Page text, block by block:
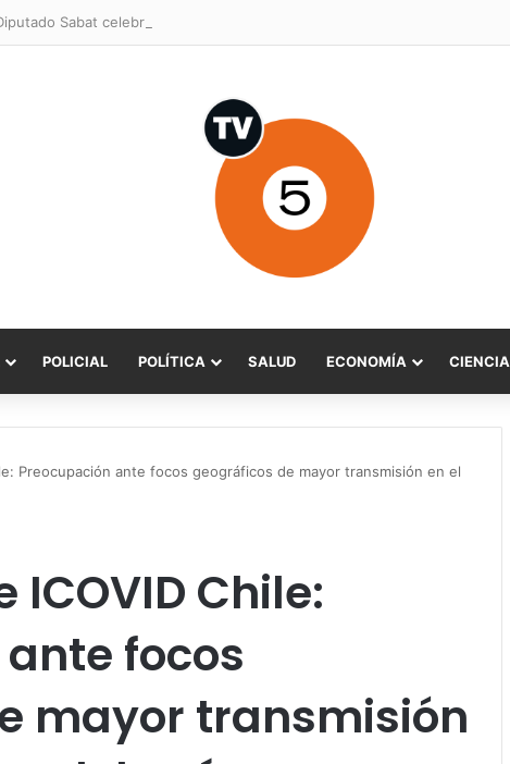
POLICIAL POLÍTICA SALUD ECONOMÍA CIENCIA
Preocupación ante focos geográficos de mayor transmisión en el
Chile:
focos
mayor transmisión